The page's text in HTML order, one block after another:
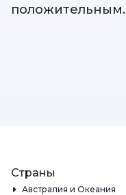
положительным.
Страны
Австралия и Океания